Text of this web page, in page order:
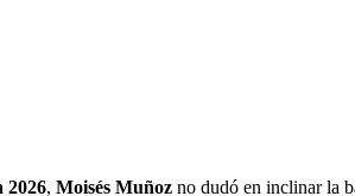
2026, Moisés Muñoz no dudó en inclinar la